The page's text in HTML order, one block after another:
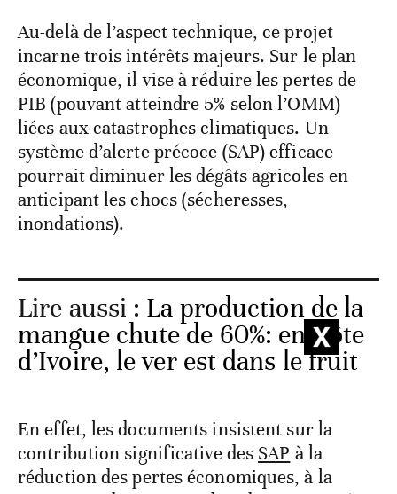
Au-delà de l’aspect technique, ce projet
incarne trois intérêts majeurs. Sur le plan
économique, il vise à réduire les pertes de
PIB (pouvant atteindre 5% selon l’OMM)
liées aux catastrophes climatiques. Un
système d’alerte précoce (SAP) efficace
pourrait diminuer les dégâts agricoles en
anticipant les chocs (sécheresses,
inondations).
Lire aussi : La production de la
mangue chute de 60%: en Côte
d’Ivoire, le ver est dans le fruit
En effet, les documents insistent sur la
contribution significative des SAP à la
réduction des pertes économiques, à la